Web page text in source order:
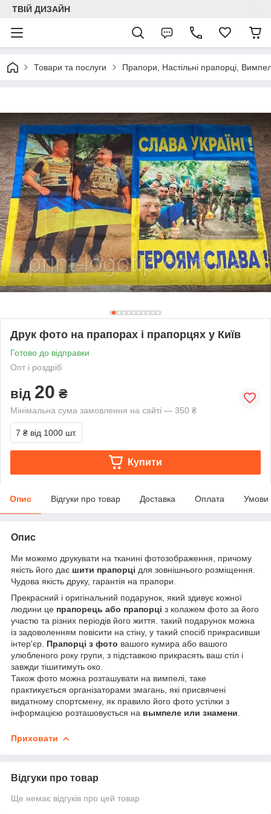
ТВІЙ ДИЗАЙН
Товари та послуги Прапори, Настільні прапорці,
Друк фото на прапорах і прапорцях у Київ
Готово до відправки
Опт і роздріб
від 20 ₴
Мінімальна сума замовлення на сайті — 350 ₴
7 ₴ від 1000 шт.
Купити
Опис Відгуки про товар Доставка Оплата Умови
Опис
Ми можемо друкувати на тканині фотозображення, причому
якість його дає шити прапорці для зовнішнього розміщення.
Чудова якість друку, гарантія на прапори.
Прекрасний і оригінальний подарунок, який здивує кожної
людини це прапорець або прапорці з колажем фото за його
участю та різних періодів його життя. такий подарунок можна
із задоволенням повісити на стіну, у такий спосіб прикрасивши
інтер'єр. Прапорці з фото вашого кумира або вашого
улюбленого року групи, з підставкою прикрасять ваш стіл і
завжди тішитимуть око.
Також фото можна розташувати на вимпелі, таке
практикується організаторами змагань, які присвячені
видатному спортсмену, як правило його фото устілки з
інформацією розташовується на вымпеле или знамени
Приховати
Відгуки про товар
Ще немає відгуків про цей товар